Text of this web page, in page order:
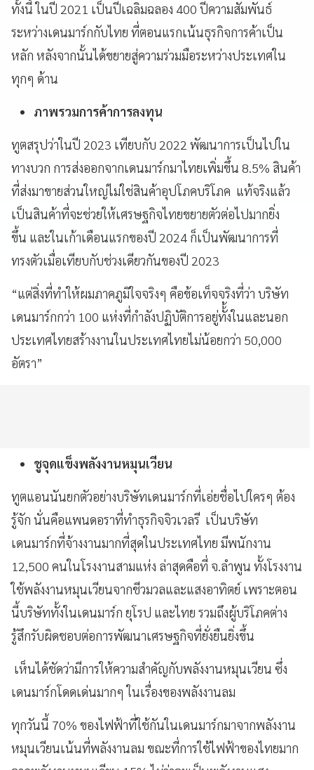
ทั้งนี้ ในปี 2021 เป็นปีเฉลิมฉลอง 400 ปีความสัมพันธ์
ระหว่างเดนมาร์กกับไทย ที่ตอนแรกเน้นธุรกิจการค้าเป็น
หลัก หลังจากนั้นได้ขยายสู่ความร่วมมือระหว่างประเทศใน
ทุกๆ ด้าน
ภาพรวมการค้าการลงทุน
ทูตสรุปว่าในปี 2023 เทียบกับ 2022 พัฒนาการเป็นไปใน
ทางบวก การส่งออกจากเดนมาร์กมาไทยเพิ่มขึ้น 8.5% สินค้า
ที่ส่งมาขายส่วนใหญ่ไม่ใช่สินค้าอุปโภคบริโภค แท้จริงแล้ว
เป็นสินค้าที่จะช่วยให้เศรษฐกิจไทยขยายตัวต่อไปมากยิ่ง
ขึ้น และในเก้าเดือนแรกของปี 2024 ก็เป็นพัฒนาการที่
ทรงตัวเมื่อเทียบกับช่วงเดียวกันของปี 2023
“แต่สิ่งที่ทำให้ผมภาคภูมิใจจริงๆ คือข้อเท็จจริงที่ว่า บริษัท
เดนมาร์กกว่า 100 แห่งที่กำลังปฏิบัติการอยู่ทั้้งในและนอก
ประเทศไทยสร้างงานในประเทศไทยไม่น้อยกว่า 50,000
อัตรา”
ชูจุดแข็งพลังงานหมุนเวียน
ทูตแอนนันยกตัวอย่างบริษัทเดนมาร์กที่เอ่ยชื่อไปใครๆ ต้อง
รู้จัก นั่นคือแพนดอราที่ทำธุรกิจจิวเวลรี เป็นบริษัท
เดนมาร์กที่จ้างงานมากที่สุดในประเทศไทย มีพนักงาน
12,500 คนในโรงงานสามแห่ง ล่าสุดคือที่ จ.ลำพูน ทั้งโรงงาน
ใช้พลังงานหมุนเวียนจากชีวมวลและแสงอาทิตย์ เพราะตอน
นี้บริษัททั้งในเดนมาร์ก ยุโรป และไทย รวมถึงผู้บริโภคต่าง
รู้สึกรับผิดชอบต่อการพัฒนาเศรษฐกิจที่ยั่งยืนยิ่งขึ้น
เห็นได้ชัดว่ามีการให้ความสำคัญกับพลังงานหมุนเวียน ซึ่ง
เดนมาร์กโดดเด่นมากๆ ในเรื่องของพลังงานลม
ทุกวันนี้ 70% ของไฟฟ้าที่ใช้กันในเดนมาร์กมาจากพลังงาน
หมุนเวียนเน้นที่พลังงานลม ขณะที่การใช้ไฟฟ้าของไทยมาก